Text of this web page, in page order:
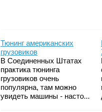
Тюнинг американских
грузовиков
В Соединенных Штатах
практика тюнинга
грузовиков очень
популярна, там можно
увидеть машины - насто...